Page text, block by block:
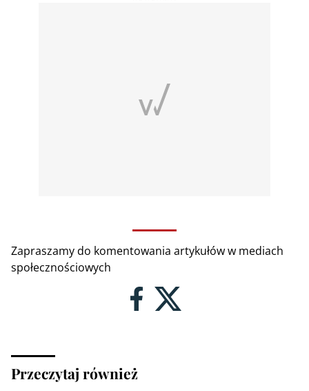
Zapraszamy do komentowania artykułów w mediach
społecznościowych
Przeczytaj również